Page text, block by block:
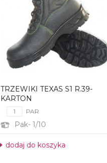
TRZEWIKI TEXAS S1 R.39-
KARTON
PAR
Pak- 1/10
dodaj do koszyka